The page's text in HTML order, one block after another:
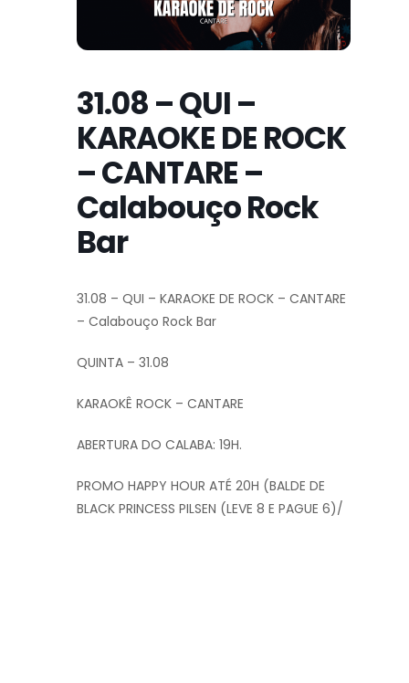
31.08 – QUI –
KARAOKE DE ROCK
– CANTARE –
Calabouço Rock
Bar
31.08 – QUI – KARAOKE DE ROCK – CANTARE
– Calabouço Rock Bar
QUINTA – 31.08
KARAOKÊ ROCK – CANTARE
ABERTURA DO CALABA: 19H.
PROMO HAPPY HOUR ATÉ 20H (BALDE DE
BLACK PRINCESS PILSEN (LEVE 8 E PAGUE 6)/